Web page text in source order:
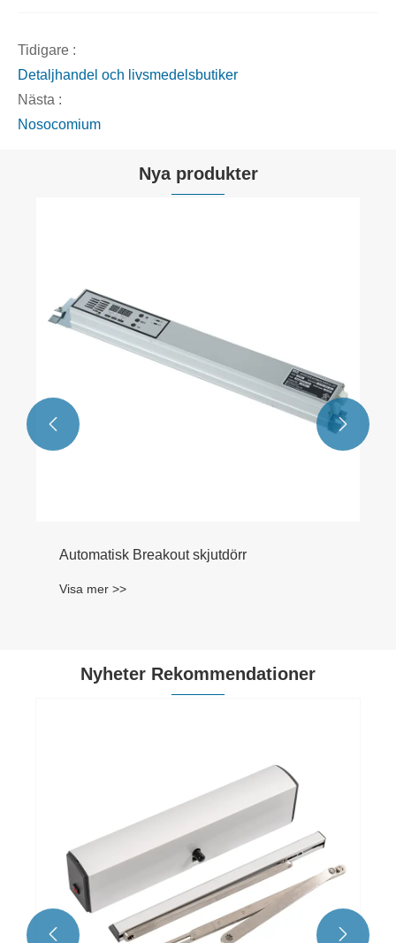
Tidigare :
Detaljhandel och livsmedelsbutiker
Nästa :
Nosocomium
Nya produkter
Visa mer >>
 
Nyheter Rekommendationer
 